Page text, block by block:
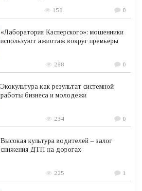
158 0
«Лаборатория Касперского»: мошенники
используют ажиотаж вокруг премьеры
288 0
Экокультура как результат системной
работы бизнеса и молодежи
234 0
Высокая культура водителей – залог
снижения ДТП на дорогах
225 1